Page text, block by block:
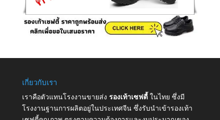
เกี่ยวกับเรา
เราคือตัวแทนโรงงานขายส่ง รองเท้าเซฟตี้ ในไทย ซึ่งมี
โรงงานฐานการผลิตอยู่ในประเทศจีน ซึ่งรับนำเข้ารองเท้า